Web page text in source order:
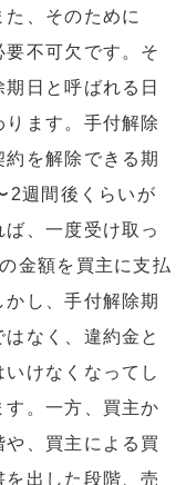
、そのために
不可欠です。そ
日と呼ばれる日
ます。手付解除
を解除できる期
2週間後くらいが
、一度受け取っ
金額を買主に支払
し、手付解除期
なく、違約金と
けなくなってし
す。一方、買主か
、買主による買
出した段階、売